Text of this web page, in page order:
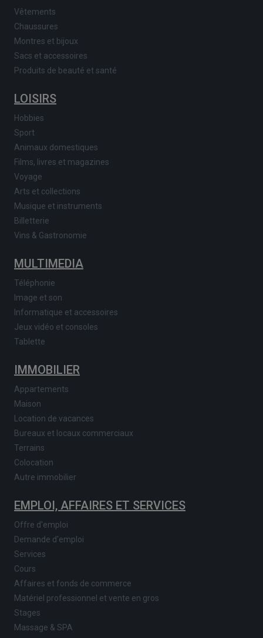
Vêtements
Chaussures
Montres et bijoux
Sacs et accessoires
Produits de beauté et santé
LOISIRS
Hobbies
Sport
Animaux domestiques
Films, livres et magazines
Voyage
Arts et collections
Musique et instruments
Billetterie
Vins & Gastronomie
MULTIMEDIA
Téléphonie
Image et son
Informatique et accessoires
Jeux vidéo et consoles
Tablette
IMMOBILIER
Appartements
Maison
Location de vacances
Bureaux et locaux commerciaux
Terrains
Colocation
Autre immobilier
EMPLOI, AFFAIRES ET SERVICES
Offre d'emploi
Demande d'emploi
Services
Cours
Affaires et fonds de commerce
Matériel professionnel et vente en gros
Stages
Massage & SPA